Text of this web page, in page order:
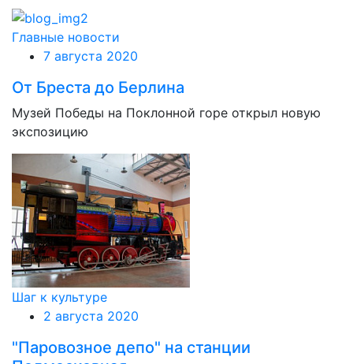
Главные новости
7 августа 2020
От Бреста до Берлина
Музей Победы на Поклонной горе открыл новую
экспозицию
Шаг к культуре
2 августа 2020
"Паровозное депо" на станции